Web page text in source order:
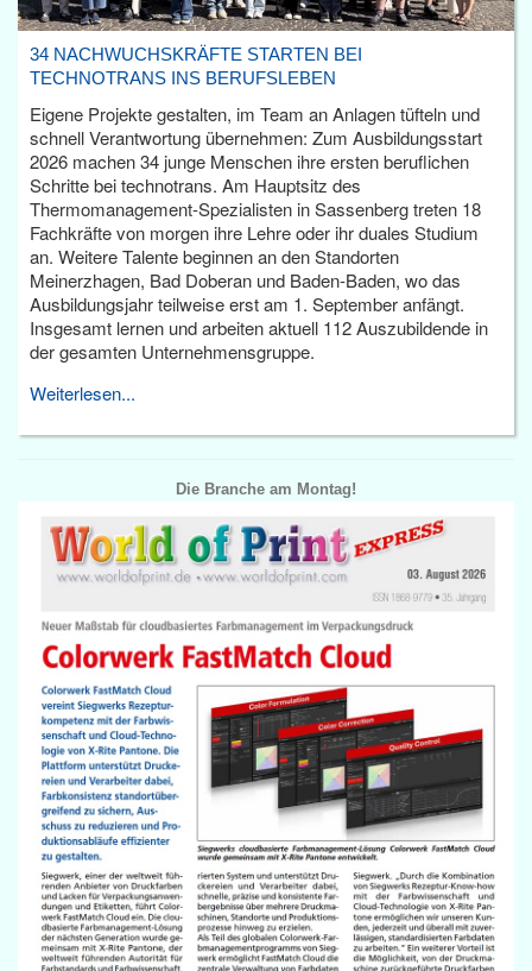
34 NACHWUCHSKRÄFTE STARTEN BEI
TECHNOTRANS INS BERUFSLEBEN
Eigene Projekte gestalten, im Team an Anlagen tüfteln und
schnell Verantwortung übernehmen: Zum Ausbildungsstart
2026 machen 34 junge Menschen ihre ersten beruflichen
Schritte bei technotrans. Am Hauptsitz des
Thermomanagement-Spezialisten in Sassenberg treten 18
Fachkräfte von morgen ihre Lehre oder ihr duales Studium
an. Weitere Talente beginnen an den Standorten
Meinerzhagen, Bad Doberan und Baden-Baden, wo das
Ausbildungsjahr teilweise erst am 1. September anfängt.
Insgesamt lernen und arbeiten aktuell 112 Auszubildende in
der gesamten Unternehmensgruppe.
Weiterlesen...
Die Branche am Montag!